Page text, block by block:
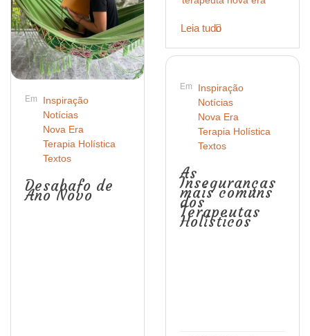
Em
Inspiração
Notícias
Nova Era
Terapia Holística
Textos
Desabafo de
Ano Novo
Leia tudo
Em
Inspiração
Notícias
Nova Era
Terapia Holística
Textos
As
Inseguranças
mais comuns
dos
Terapeutas
Holísticos